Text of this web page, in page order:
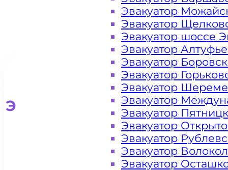
Эвакуатор для легковых
Эвакуатор
Эвакуатор
Эвакуатор шоссе
Эвакуатор
Эвакуатор
Эвакуатор
Эвакуатор
Эвакуатор
Эвакуатор
Эвакуатор
Эвакуатор
Эвакуатор
Эвакуатор